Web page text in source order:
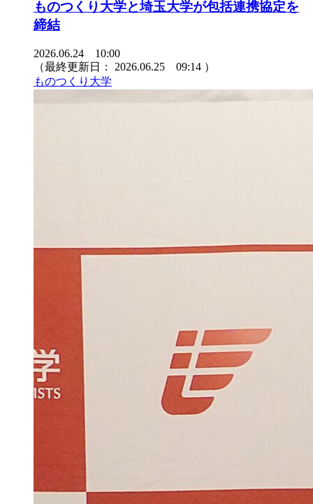
ものつくり大学と埼玉大学が包括連携協定を
締結
2026.06.24 10:00
（最終更新日： 2026.06.25 09:14 ）
ものつくり大学